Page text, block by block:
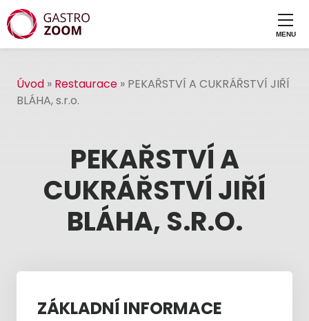
Úvod » Restaurace » PEKAŘSTVÍ A CUKRÁŘSTVÍ JIŘÍ
BLÁHA, s.r.o.
PEKAŘSTVÍ A
CUKRÁŘSTVÍ JIŘÍ
BLÁHA, S.R.O.
ZÁKLADNÍ INFORMACE